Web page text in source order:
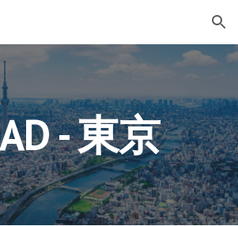
Skip to navigation
- 東京